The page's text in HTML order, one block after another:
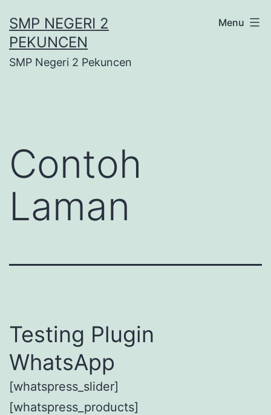
ke
konten
SMP NEGERI 2
PEKUNCEN
SMP Negeri 2 Pekuncen
Menu
Contoh
Laman
Testing Plugin
WhatsApp
[whatspress_slider]
[whatspress_products]